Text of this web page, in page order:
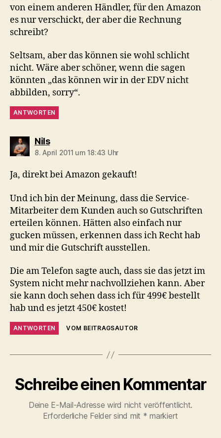
von einem anderen Händler, für den Amazon
es nur verschickt, der aber die Rechnung
schreibt?
Seltsam, aber das können sie wohl schlicht
nicht. Wäre aber schöner, wenn die sagen
könnten „das können wir in der EDV nicht
abbilden, sorry“.
ANTWORTEN
Nilssagt:
8. April 2011 um 18:43 Uhr
Ja, direkt bei Amazon gekauft!
Und ich bin der Meinung, dass die Service-
Mitarbeiter dem Kunden auch so Gutschriften
erteilen können. Hätten also einfach nur
gucken müssen, erkennen dass ich Recht hab
und mir die Gutschrift ausstellen.
Die am Telefon sagte auch, dass sie das jetzt im
System nicht mehr nachvollziehen kann. Aber
sie kann doch sehen dass ich für 499€ bestellt
hab und es jetzt 450€ kostet!
ANTWORTEN VOM BEITRAGSAUTOR
Schreibe einen Kommentar
Deine E-Mail-Adresse wird nicht veröffentlicht.
Erforderliche Felder sind mit * markiert